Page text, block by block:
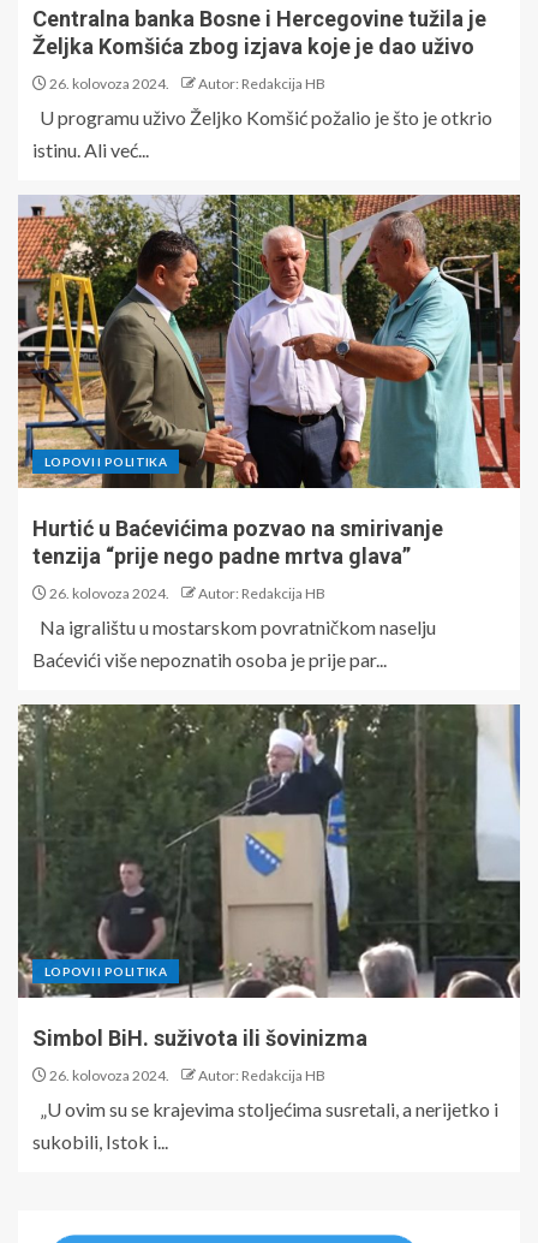
Centralna banka Bosne i Hercegovine tužila je
Željka Komšića zbog izjava koje je dao uživo
26. kolovoza 2024. Autor: Redakcija HB
U programu uživo Željko Komšić požalio je što je otkrio
istinu. Ali već...
LOPOVI I POLITIKA
Hurtić u Baćevićima pozvao na smirivanje
tenzija “prije nego padne mrtva glava”
26. kolovoza 2024. Autor: Redakcija HB
Na igralištu u mostarskom povratničkom naselju
Baćevići više nepoznatih osoba je prije par...
LOPOVI I POLITIKA
Simbol BiH. suživota ili šovinizma
26. kolovoza 2024. Autor: Redakcija HB
„U ovim su se krajevima stoljećima susretali, a nerijetko i
sukobili, Istok i...